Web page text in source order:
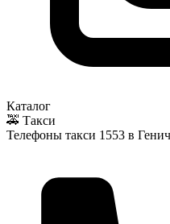
Каталог
🚕 Такси
Телефоны такси 1553 в